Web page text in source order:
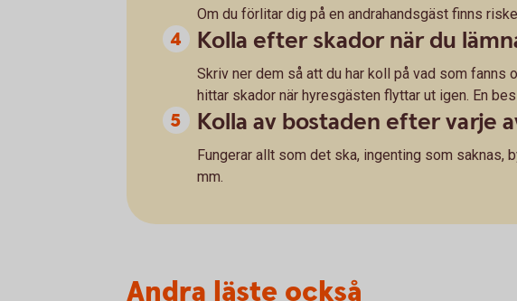
Om du förlitar dig på en andrahandsgäst finns
Kolla efter skador när du
Skriv ner dem så att du har koll på vad som fanns
hittar skador när hyresgästen flyttar ut igen. En
Kolla av bostaden efter varje
Fungerar allt som det ska, ingenting som saknas,
mm.
Andra läste också